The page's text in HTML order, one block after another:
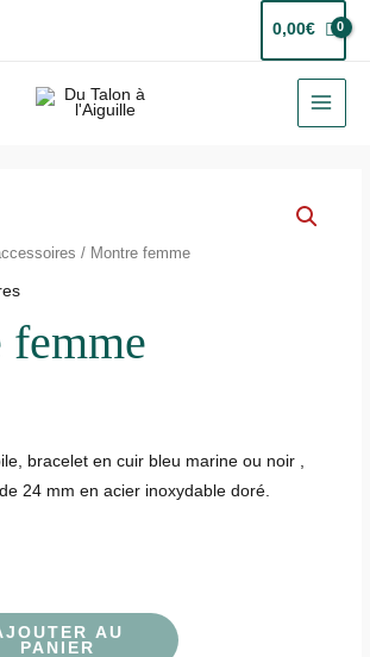
0,00€
/ Montre femme
bracelet en cuir bleu marine ou noir ,
24 mm en acier inoxydable doré.
AU
PANIER